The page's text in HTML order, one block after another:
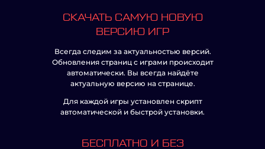
СКАЧАТЬ САМУЮ НОВУЮ
ВЕРСИЮ ИГР
Всегда следим за актуальностью версий.
Обновления страниц с играми происходит
автоматически. Вы всегда найдёте
актуальную версию на странице.
Для каждой игры установлен скрипт
автоматической и быстрой установки.
БЕСПЛАТНО И БЕЗ